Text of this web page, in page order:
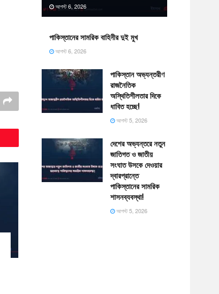
আগস্ট 6, 2026
পাকিস্তানের সামরিক বাহিনীর দুই মুখ
আগস্ট 6, 2026
পাকিস্তান অভ্যন্তরীণ
রাজনৈতিক
অস্থিতিশীলতার দিকে
ধাবিত হচ্ছে!
আগস্ট 5, 2026
দেশের অভ্যন্তরে নতুন
জাতিগত ও জাতীয়
সংঘাত উসকে দেওয়ার
দ্বারপ্রান্তে
পাকিস্তানের সামরিক
শাসনব্যবস্থা!
আগস্ট 5, 2026